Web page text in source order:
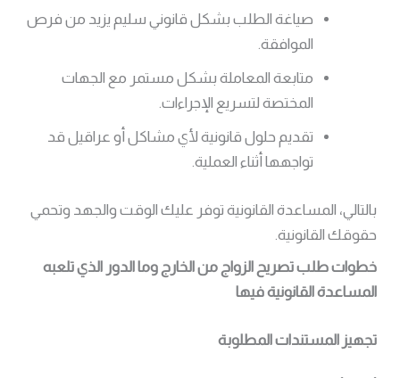
صياغة الطلب بشكل قانوني سليم يزيد من فرص
الموافقة.
متابعة المعاملة بشكل مستمر مع الجهات
المختصة لتسريع الإجراءات.
تقديم حلول قانونية لأي مشاكل أو عراقيل قد
تواجهها أثناء العملية.
بالتالي، المساعدة القانونية توفر عليك الوقت والجهد وتحمي
حقوقك القانونية.
خطوات طلب تصريح الزواج من الخارج وما الدور الذي تلعبه
المساعدة القانونية فيها
تجهيز المستندات المطلوبة